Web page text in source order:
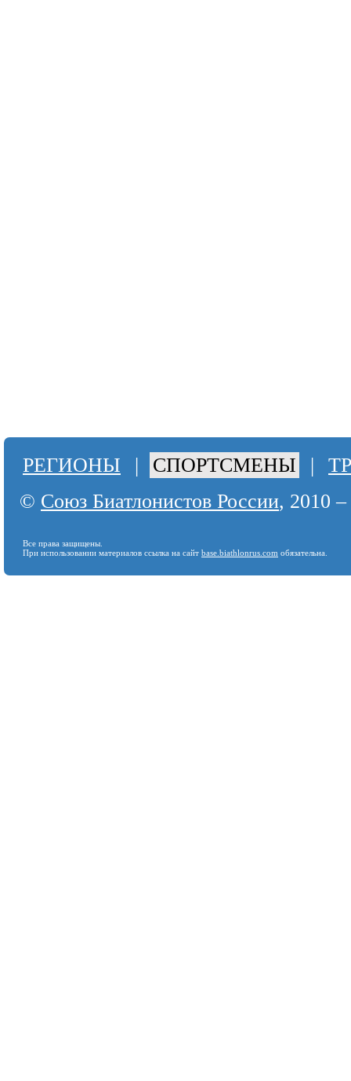
РЕГИОНЫ | СПОРТСМЕНЫ |
© Союз Биатлонистов России, 2010
Все права защищены.
При использовании материалов ссылка на сайт base.biathlonrus.com обязательна.